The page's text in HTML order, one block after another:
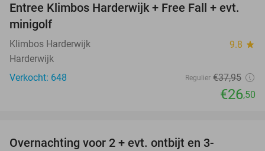
30%
Entree Klimbos Harderwijk + Free Fall + evt.
minigolf
Klimbos Harderwijk 9.8 star
Harderwijk
Verkocht: 648
Regulier €37,95
€26,50
Overnachting voor 2 + evt. ontbijt en 3-